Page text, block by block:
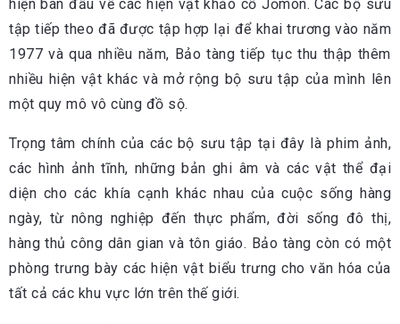
hiện ban đầu về các hiện vật khảo cổ Jōmon. Các bộ sưu
tập tiếp theo đã được tập hợp lại để khai trương vào năm
1977 và qua nhiều năm, Bảo tàng tiếp tục thu thập thêm
nhiều hiện vật khác và mở rộng bộ sưu tập của mình lên
một quy mô vô cùng đồ sộ.
Trọng tâm chính của các bộ sưu tập tại đây là phim ảnh,
các hình ảnh tĩnh, những bản ghi âm và các vật thể đại
diện cho các khía cạnh khác nhau của cuộc sống hàng
ngày, từ nông nghiệp đến thực phẩm, đời sống đô thị,
hàng thủ công dân gian và tôn giáo. Bảo tàng còn có một
phòng trưng bày các hiện vật biểu trưng cho văn hóa của
tất cả các khu vực lớn trên thế giới.